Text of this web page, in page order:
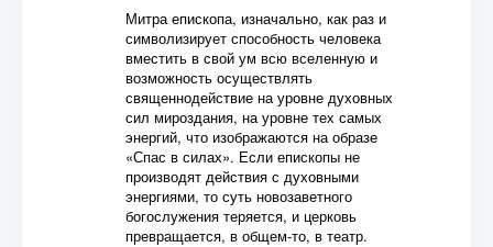
Митра епископа, изначально, как раз и
символизирует способность человека
вместить в свой ум всю вселенную и
возможность осуществлять
священнодействие на уровне духовных
сил мироздания, на уровне тех самых
энергий, что изображаются на образе
«Спас в силах». Если епископы не
производят действия с духовными
энергиями, то суть новозаветного
богослужения теряется, и церковь
превращается, в общем-то, в театр.